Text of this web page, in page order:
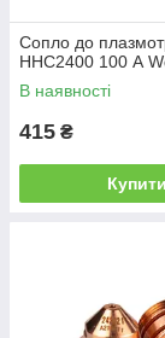
Сопло до
HHC2400 100 А
В наявності
415 ₴
Купити